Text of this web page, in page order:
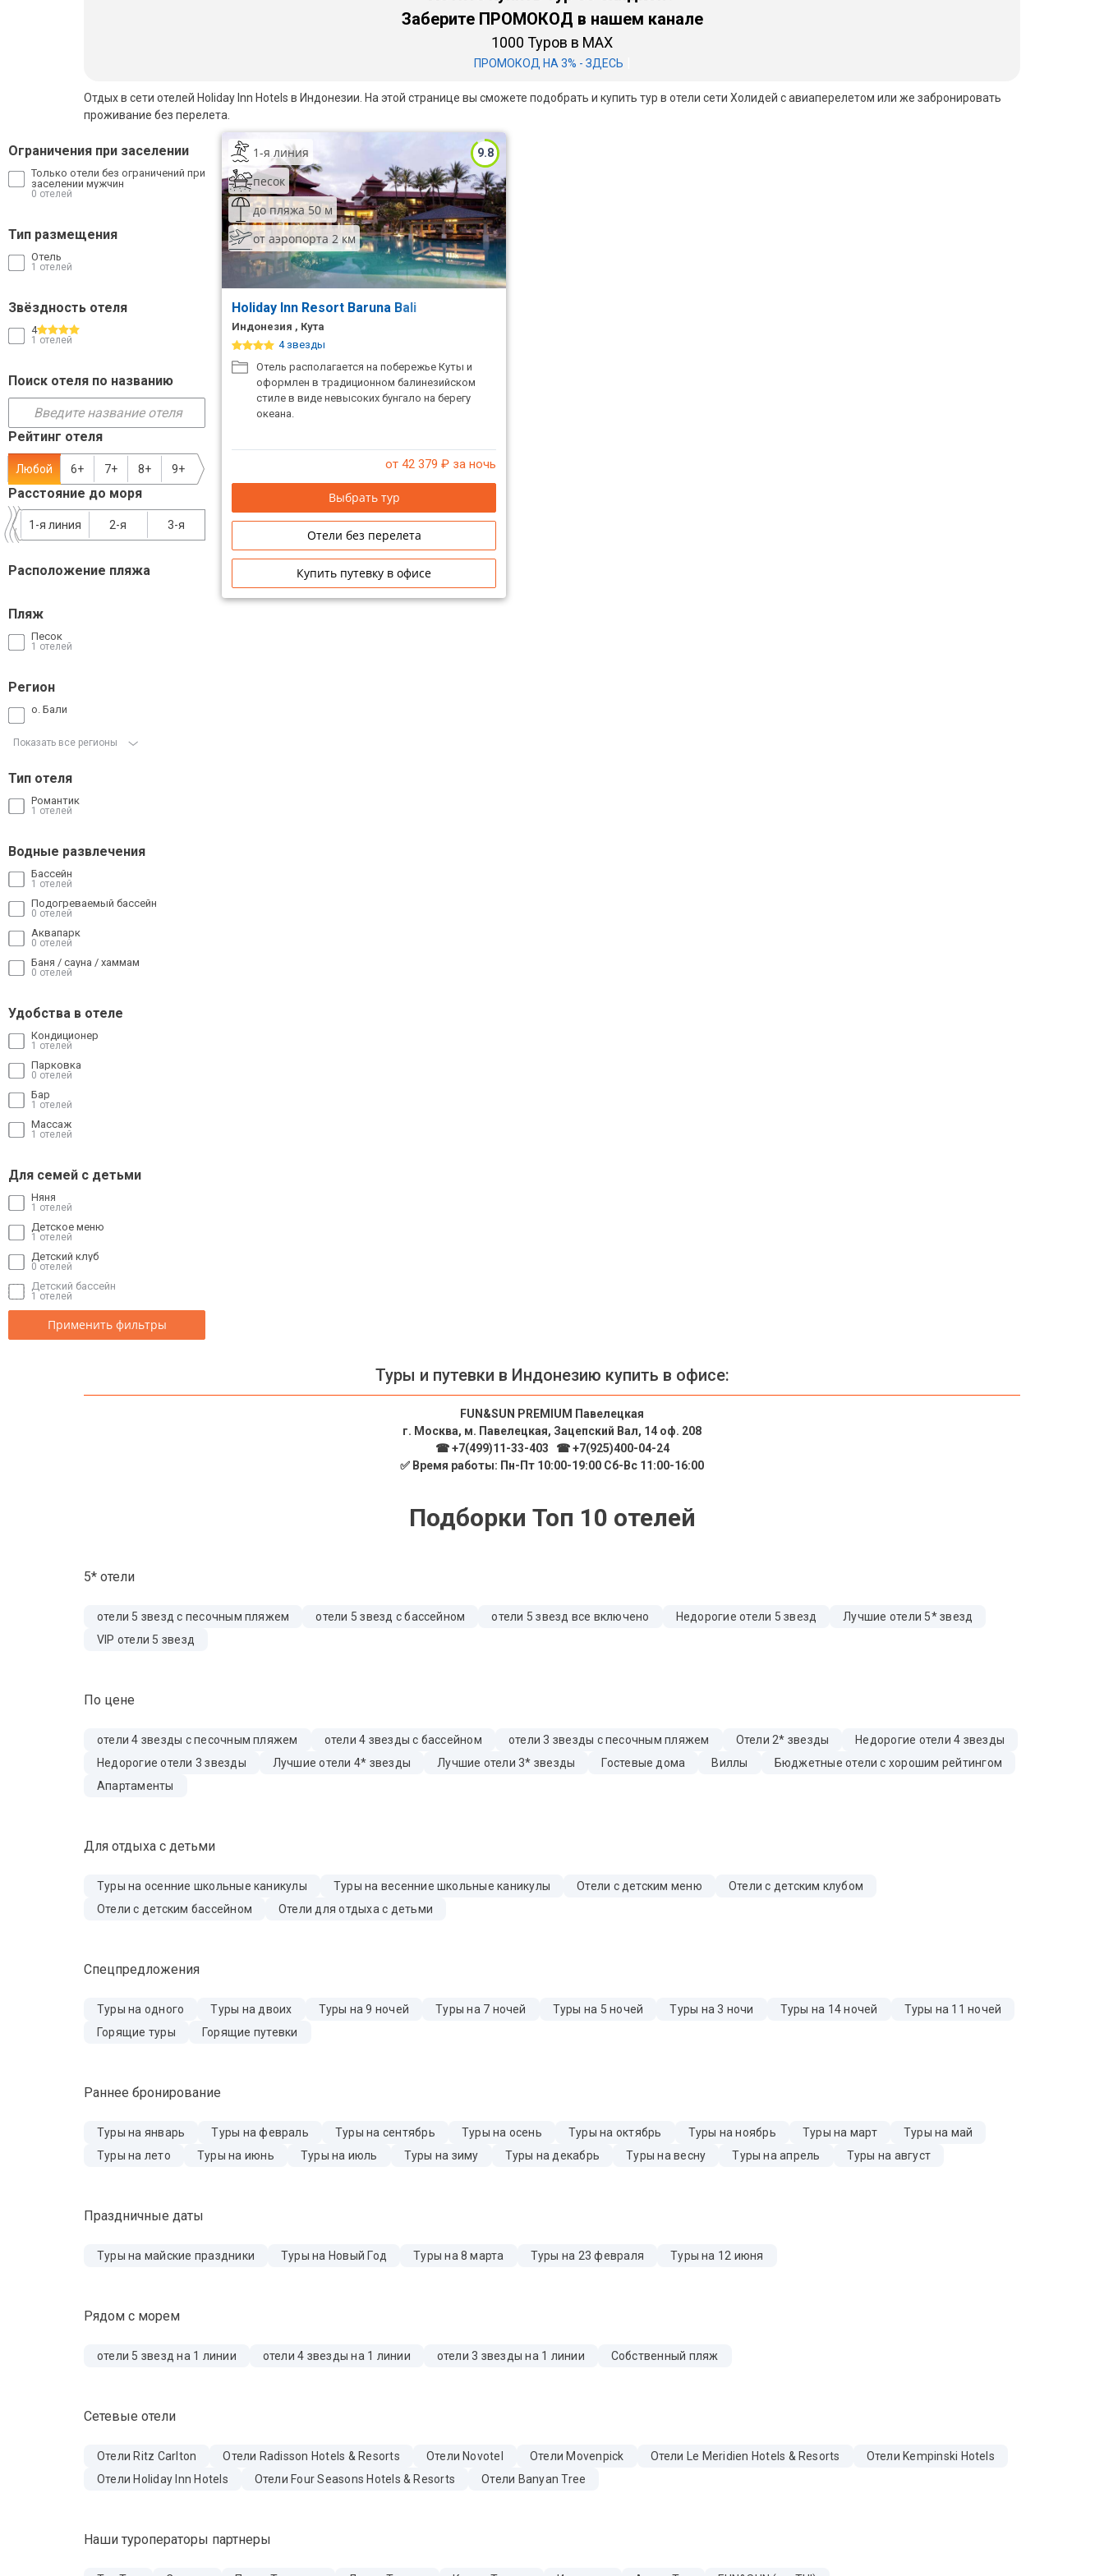
Заберите ПРОМОКОД в нашем канале
1000 Туров в MAX
ПРОМОКОД НА 3% - ЗДЕСЬ
Отдых в сети отелей Holiday Inn Hotels в Индонезии. На этой странице вы сможете подобрать и купить тур в отели сети Холидей с авиаперелетом или же забронировать
проживание без перелета.
Ограничения при заселении
Только отели без ограничений при
заселении мужчин
0 отелей
Тип размещения
Отель
1 отелей
Звёздность отеля
4
1 отелей
Поиск отеля по названию
Рейтинг отеля
Любой 6+ 7+ 8+ 9+
Расстояние до моря
3-я
2-я
1-я линия
Расположение пляжа
Пляж
Песок
1 отелей
Регион
о. Бали
Показать все регионы
Тип отеля
Романтик
1 отелей
Водные развлечения
Бассейн
1 отелей
Подогреваемый бассейн
0 отелей
Аквапарк
0 отелей
Баня / сауна / хаммам
0 отелей
Удобства в отеле
Кондиционер
1 отелей
Парковка
0 отелей
Бар
1 отелей
Массаж
1 отелей
Для семей с детьми
Няня
1 отелей
Детское меню
1 отелей
Детский клуб
0 отелей
Детский бассейн
1 отелей
Применить фильтры
9.8
1-я линия
песок
до пляжа 50 м
от аэропорта 2 км
Holiday Inn Resort Baruna Bali
Индонезия , Кута
4 звезды
Отель располагается на побережье Куты и
оформлен в традиционном балинезийском
стиле в виде невысоких бунгало на берегу
океана.
от 42 379 ₽ за ночь
Выбрать тур
Отели без перелета
Купить путевку в офисе
Туры и путевки в Индонезию купить в офисе:
FUN&SUN PREMIUM Павелецкая
г. Москва, м. Павелецкая, Зацепский Вал, 14 оф. 208
☎ +7(499)11-33-403
☎ +7(925)400-04-24
✅ Время работы: Пн-Пт 10:00-19:00 Сб-Вс 11:00-16:00
Подборки Топ 10 отелей
5* отели
отели 5 звезд с песочным пляжем отели 5 звезд с бассейном отели 5 звезд все включено Недорогие отели 5 звезд
Лучшие отели 5* звезд
VIP отели 5 звезд
По цене
отели 4 звезды с песочным пляжем отели 4 звезды с бассейном отели 3 звезды с песочным пляжем Отели 2* звезды
Недорогие отели 4 звезды
Недорогие отели 3 звезды
Лучшие отели 4* звезды Лучшие отели 3* звезды Гостевые дома Виллы
Бюджетные отели с хорошим рейтингом
Апартаменты
Для отдыха с детьми
Туры на осенние школьные каникулы Туры на весенние школьные каникулы Отели с детским меню
Отели с детским клубом
Отели с детским бассейном
Отели для отдыха с детьми
Спецпредложения
Туры на одного Туры на двоих Туры на 9 ночей Туры на 7 ночей Туры на 5 ночей Туры на 3 ночи Туры на 14 ночей
Туры на 11 ночей
Горящие туры
Горящие путевки
Раннее бронирование
Туры на январь Туры на февраль Туры на сентябрь Туры на осень Туры на октябрь Туры на ноябрь Туры на март
Туры на май
Туры на лето
Туры на июнь Туры на июль Туры на зиму Туры на декабрь Туры на весну Туры на апрель Туры на август
Праздничные даты
Туры на майские праздники Туры на Новый Год Туры на 8 марта Туры на 23 февраля Туры на 12 июня
Рядом с морем
отели 5 звезд на 1 линии отели 4 звезды на 1 линии отели 3 звезды на 1 линии Собственный пляж
Сетевые отели
Отели Ritz Carlton Отели Radisson Hotels & Resorts Отели Novotel Отели Movenpick Отели Le Meridien Hotels & Resorts
Отели Kempinski Hotels
Отели Holiday Inn Hotels
Отели Four Seasons Hotels & Resorts Отели Banyan Tree
Наши туроператоры партнеры
Южный Гоа
Занзибар
Большой Сочи
Экскурсионные туры
ТОП 10 недорогих отелей
5*
Лучшие отели 4* звезды
Недорогие отели 4*
звезды
Лучшие отели 3* звезды
звезды
Сетевые отели Египта
Сетевые отели Шри Ланки
Сетевые отели Вьетнама
Сетевые отели Мальдив
Сетевые отели Бали
Сетевые отели Сейшел